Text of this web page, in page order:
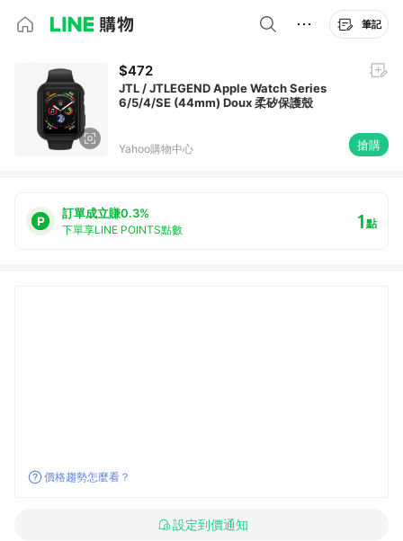
筆記
$472
JTL / JTLEGEND Apple Watch Series
6/5/4/SE (44mm) Doux 柔矽保護殼
Yahoo購物中心 搶購
訂單成立賺0.3%
下單享LINE POINTS點數 1點
價格趨勢怎麼看？
設定到價通知